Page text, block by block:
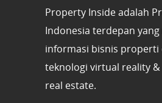
Property Inside adalah
Indonesia terdepan
informasi bisnis properti
teknologi virtual reality
real estate.